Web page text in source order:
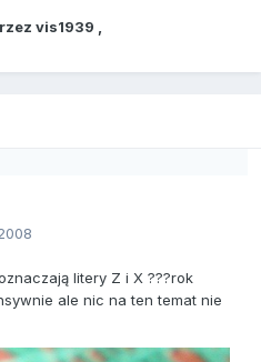
vis1939
litery Z i X ???rok
ale nic na ten temat nie